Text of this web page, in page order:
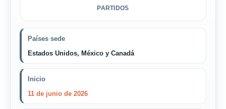
PARTIDOS
Países sede
Estados Unidos, México y Canadá
Inicio
11 de junio de 2026